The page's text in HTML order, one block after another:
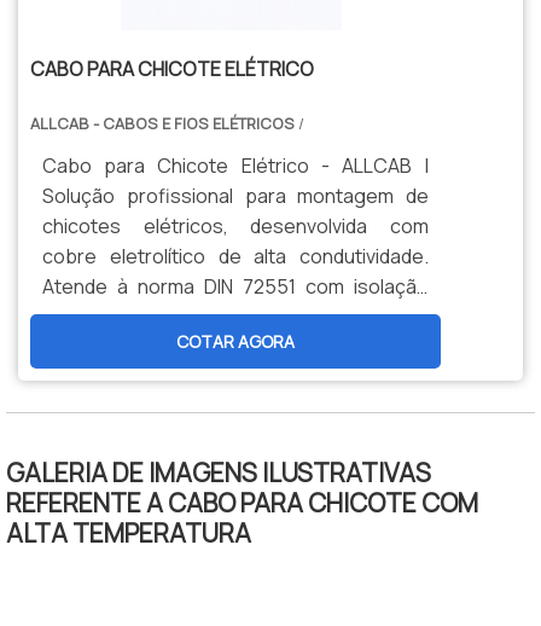
CABO PARA CHICOTE ELÉTRICO
ALLCAB - CABOS E FIOS ELÉTRICOS /
Cabo para Chicote Elétrico - ALLCAB |
Solução profissional para montagem de
chicotes elétricos, desenvolvida com
cobre eletrolítico de alta condutividade.
Atende à norma DIN 72551 com isolação
termorresistente para 105°C e diâmetro
reduzido. Garante máxima eficiência e
segurança na transmissão de energia e
sinais em sistemas automotivos e
COTAR AGORA
GALERIA DE IMAGENS ILUSTRATIVAS
REFERENTE A CABO PARA CHICOTE COM
ALTA TEMPERATURA